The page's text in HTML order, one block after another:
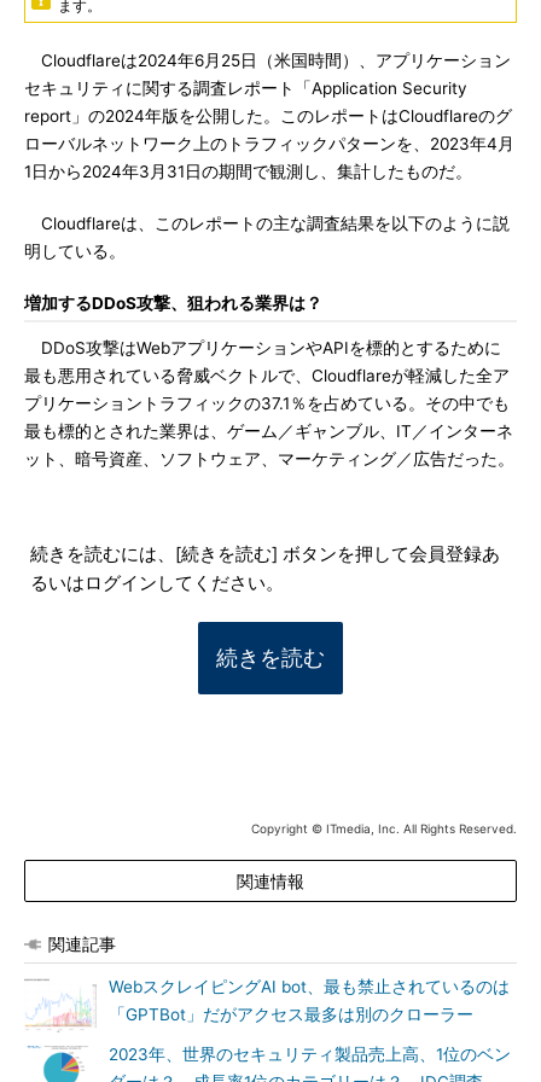
ます。
Cloudflareは2024年6月25日（米国時間）、アプリケーション
セキュリティに関する調査レポート「Application Security
report」の2024年版を公開した。このレポートはCloudflareのグ
ローバルネットワーク上のトラフィックパターンを、2023年4月
1日から2024年3月31日の期間で観測し、集計したものだ。
Cloudflareは、このレポートの主な調査結果を以下のように説
明している。
増加するDDoS攻撃、狙われる業界は？
DDoS攻撃はWebアプリケーションやAPIを標的とするために
最も悪用されている脅威ベクトルで、Cloudflareが軽減した全ア
プリケーショントラフィックの37.1％を占めている。その中でも
最も標的とされた業界は、ゲーム／ギャンブル、IT／インターネ
ット、暗号資産、ソフトウェア、マーケティング／広告だった。
続きを読むには、[続きを読む] ボタンを押して会員登録あ
るいはログインしてください。
続きを読む
Copyright © ITmedia, Inc. All Rights Reserved.
関連情報
関連記事
WebスクレイピングAI bot、最も禁止されているのは
「GPTBot」だがアクセス最多は別のクローラー
2023年、世界のセキュリティ製品売上高、1位のベン